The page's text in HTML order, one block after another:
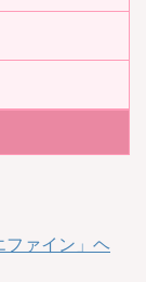
ファイン」ヘ